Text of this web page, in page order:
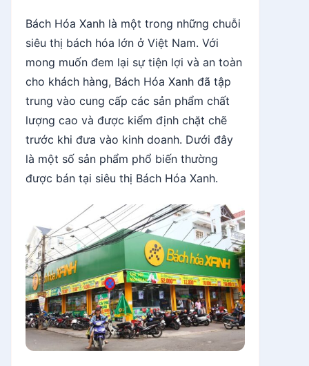
Bách Hóa Xanh là một trong những chuỗi
siêu thị bách hóa lớn ở Việt Nam. Với
mong muốn đem lại sự tiện lợi và an toàn
cho khách hàng, Bách Hóa Xanh đã tập
trung vào cung cấp các sản phẩm chất
lượng cao và được kiểm định chặt chẽ
trước khi đưa vào kinh doanh. Dưới đây
là một số sản phẩm phổ biến thường
được bán tại siêu thị Bách Hóa Xanh.